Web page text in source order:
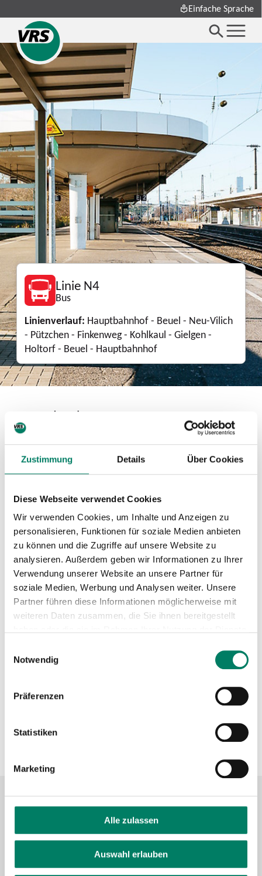
Zustimmung Details Über Cookies
Diese Webseite verwendet Cookies
Wir verwenden Cookies, um Inhalte und Anzeigen zu
personalisieren, Funktionen für soziale Medien anbieten
zu können und die Zugriffe auf unsere Website zu
analysieren. Außerdem geben wir Informationen zu Ihrer
Verwendung unserer Website an unsere Partner für
soziale Medien, Werbung und Analysen weiter. Unsere
Partner führen diese Informationen möglicherweise mit
weiteren Daten zusammen, die Sie ihnen bereitgestellt
Notwendig
Präferenzen
Statistiken
Marketing
Alle zulassen
Auswahl erlauben
Einfache Sprache
Linie N4
Bus
Linienverlauf: Hauptbahnhof - Beuel - Neu-Vilich
- Pützchen - Finkenweg - Kohlkaul - Gielgen -
Holtorf - Beuel - Hauptbahnhof
Download
PDF1.3 MIB
Linienkarte
Mini-Fahrplan
Betreiber
Stadtwerke Bonn Verkehrs GmbH
https://www.swb-busundbahn.de
+49 228 711-1
Verkehrsverbund
FAQ
Schlaue Nummer